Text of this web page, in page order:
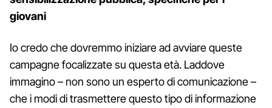
giovani
Io credo che dovremmo iniziare ad avviare queste
campagne focalizzate su questa età. Laddove
immagino – non sono un esperto di comunicazione –
che i modi di trasmettere questo tipo di informazione